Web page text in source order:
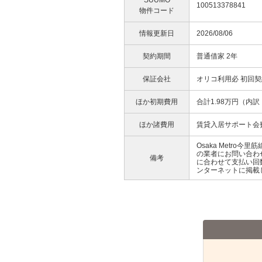
物件コード
100513378841
情報更新日 2026/08/06
契約期間 普通借家 2年
保証会社 オリコ利用必 初回
ほか初期費用 合計1.98万円（内
ほか諸費用 賃貸入居サポート
備考
Osaka Metro今里筋
の業者にお問い合
に合わせて支払い
ンターネットに掲